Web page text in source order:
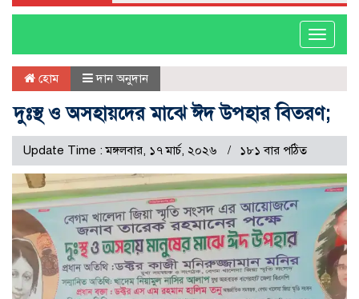
Toggle
হোম দান অনুদান
দুঃস্থ ও অসহায়দের মাঝে ঈদ উপহার বিতরণ;
Update Time : মঙ্গলবার, ১৭ মার্চ, ২০২৬ ১৮১ বার পঠিত